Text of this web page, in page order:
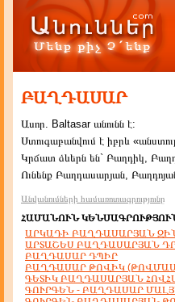
ԲԱՂԴԱՍԱՐ
Ասոր. Baltasar անունն է:
Ստուգաբանվում է իբրև
Կրճատ ձևերն են` Բաղդիկ,
Ունենք Բաղդասարյան,
Անվանումների համառոտագրությունը
ՀԱՄԱՆՈՒՆ
ԱՐԿԱԴԻ ԲԱՂԴԱՍԱՐՅԱՆ
ԱՐՏԱՇԵՍ ԲԱՂԴԱՍԱՐՅԱՆ
ԲԱՂԴԱՍԱՐ ԴՊԻՐ
ԲԱՂԴԱՍԱՐ ԹՈՎԻԿ
ԳԵՏԻԿ ԲԱՂԴԱՍԱՐՅԱՆ
ԳՈՒՐԳԵՆ - ԲԱՂԴԱՍԱՐ